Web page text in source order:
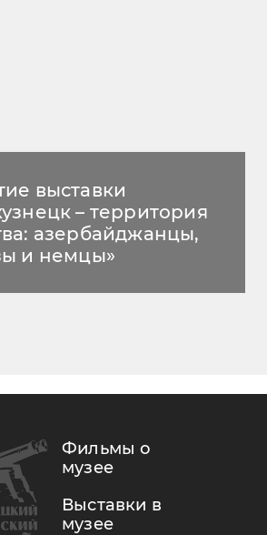
выставки
– территория
азербайджанцы,
и немцы»
Фильмы о
музее
Выставки в
музее